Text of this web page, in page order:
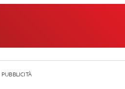
PUBBLICITÀ